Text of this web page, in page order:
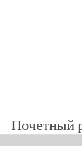
Почетный